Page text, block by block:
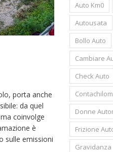
porta anche
da quel
coinvolge
è
sulle emissioni
Auto Km0
Autousata
Bollo Auto
Cambiare
Check Auto
Donne
Frizione
Gravidanza